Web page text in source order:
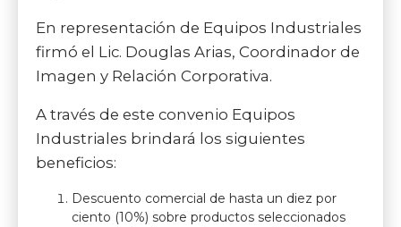
En representación de Equipos Industriales
firmó el Lic. Douglas Arias, Coordinador de
Imagen y Relación Corporativa.
A través de este convenio Equipos
Industriales brindará los siguientes
beneficios:
Descuento comercial de hasta un diez por
ciento (10%) sobre productos seleccionados